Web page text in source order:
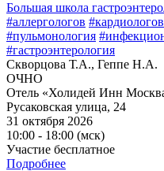
Большая школа
#аллергологов #кардиологов
#пульмонология
#гастроэнтерология
Скворцова Т.А., Геппе Н.А.
ОЧНО
Отель «Холидей Инн
Русаковская улица, 24
31 октября 2026
10:00 - 18:00 (мск)
Участие бесплатное
Подробнее